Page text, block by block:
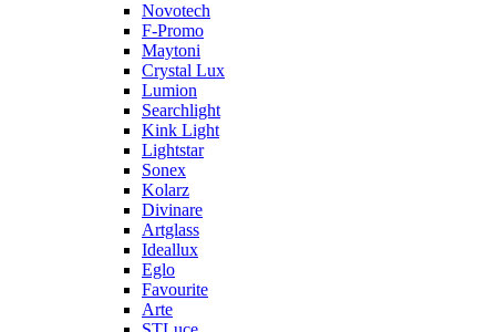
Novotech
F-Promo
Maytoni
Crystal Lux
Lumion
Searchlight
Kink Light
Lightstar
Sonex
Kolarz
Divinare
Artglass
Ideallux
Eglo
Favourite
Arte